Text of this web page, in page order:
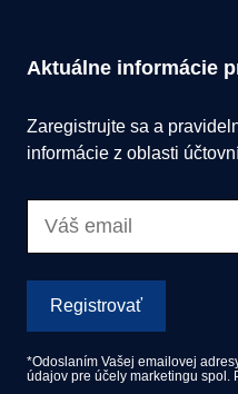
Aktuálne informácie
Zaregistrujte sa a
informácie z oblasti
Registrovať
*Odoslaním Vašej emailovej
údajov pre účely marketingu spol.